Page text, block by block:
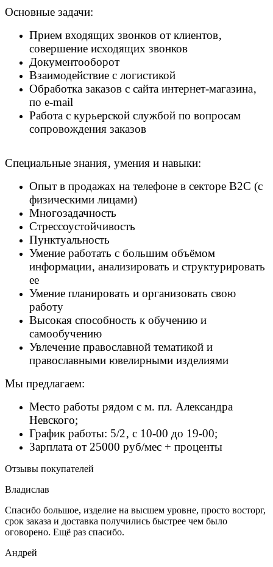
Основные задачи:
Прием входящих звонков от клиентов‚
совершение исходящих звонков
Документооборот
Взаимодействие с логистикой
Обработка заказов с сайта интернет-магазина‚
по e-mail
Работа с курьерской службой по вопросам
сопровождения заказов
Специальные знания‚ умения и навыки:
Опыт в продажах на телефоне в секторе B2C (с
физическими лицами)
Многозадачность
Стрессоустойчивость
Пунктуальность
Умение работать с большим объёмом
информации‚ анализировать и структурировать
ее
Умение планировать и организовать свою
работу
Высокая способность к обучению и
самообучению
Увлечение православной тематикой и
православными ювелирными изделиями
Мы предлагаем:
Место работы рядом с м. пл. Александра
Невского;
График работы: 5/2‚ с 10-00 до 19-00;
Зарплата от 25000 руб/мес + проценты
Отзывы покупателей
Владислав
Спасибо большое, изделие на высшем уровне, просто восторг,
срок заказа и доставка получились быстрее чем было
оговорено. Ещё раз спасибо.
Андрей